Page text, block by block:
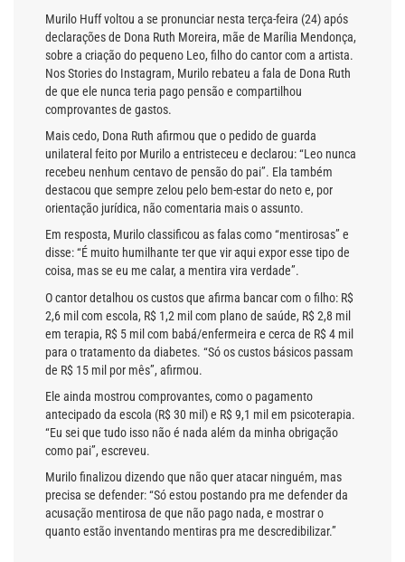
Murilo Huff voltou a se pronunciar nesta terça-feira (24) após
declarações de Dona Ruth Moreira, mãe de Marília Mendonça,
sobre a criação do pequeno Leo, filho do cantor com a artista.
Nos Stories do Instagram, Murilo rebateu a fala de Dona Ruth
de que ele nunca teria pago pensão e compartilhou
comprovantes de gastos.
Mais cedo, Dona Ruth afirmou que o pedido de guarda
unilateral feito por Murilo a entristeceu e declarou: “Leo nunca
recebeu nenhum centavo de pensão do pai”. Ela também
destacou que sempre zelou pelo bem-estar do neto e, por
orientação jurídica, não comentaria mais o assunto.
Em resposta, Murilo classificou as falas como “mentirosas” e
disse: “É muito humilhante ter que vir aqui expor esse tipo de
coisa, mas se eu me calar, a mentira vira verdade”.
O cantor detalhou os custos que afirma bancar com o filho: R$
2,6 mil com escola, R$ 1,2 mil com plano de saúde, R$ 2,8 mil
em terapia, R$ 5 mil com babá/enfermeira e cerca de R$ 4 mil
para o tratamento da diabetes. “Só os custos básicos passam
de R$ 15 mil por mês”, afirmou.
Ele ainda mostrou comprovantes, como o pagamento
antecipado da escola (R$ 30 mil) e R$ 9,1 mil em psicoterapia.
“Eu sei que tudo isso não é nada além da minha obrigação
como pai”, escreveu.
Murilo finalizou dizendo que não quer atacar ninguém, mas
precisa se defender: “Só estou postando pra me defender da
acusação mentirosa de que não pago nada, e mostrar o
quanto estão inventando mentiras pra me descredibilizar.”